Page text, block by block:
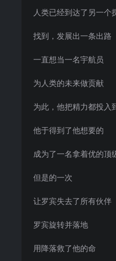
人类已经到达了另一个
找到，发展出一条出路
一直想当一名宇航员
为人类的未来做贡献
为此，他把精力都投入
他于得到了他想要的
成为了一名拿着优的顶
但是的一次
让罗宾失去了所有伙伴
罗宾旋转并落地
用降落救了他的命